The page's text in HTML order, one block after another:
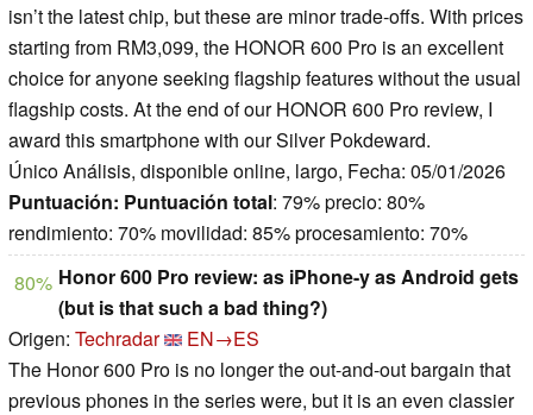
isn’t the latest chip, but these are minor trade‑offs. With prices
starting from RM3,099, the HONOR 600 Pro is an excellent
choice for anyone seeking flagship features without the usual
flagship costs. At the end of our HONOR 600 Pro review, I
award this smartphone with our Silver Pokdeward.
Único Análisis, disponible online, largo, Fecha: 05/01/2026
Puntuación: Puntuación total: 79% precio: 80%
rendimiento: 70% movilidad: 85% procesamiento: 70%
80% Honor 600 Pro review: as iPhone-y as Android gets
(but is that such a bad thing?)
Origen: Techradar
EN→ES
The Honor 600 Pro is no longer the out-and-out bargain that
previous phones in the series were, but it is an even classier